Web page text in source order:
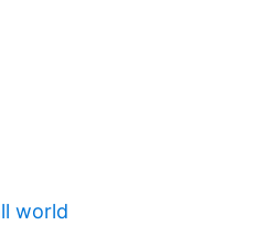
world